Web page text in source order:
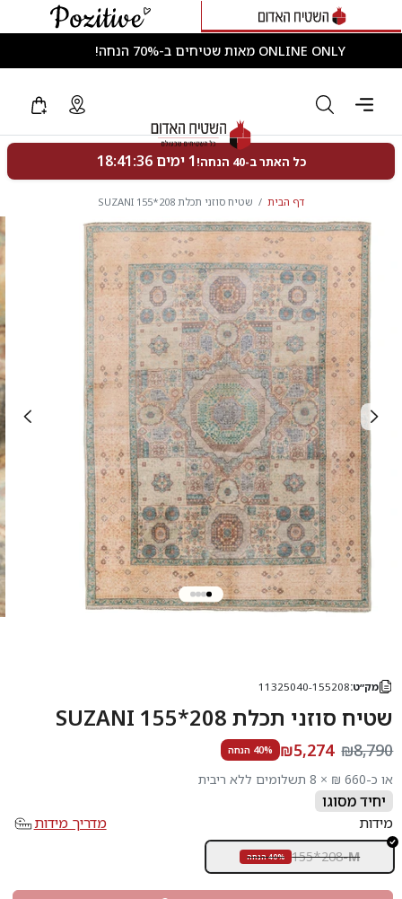
ONLINE ONLY מאות שטיחים ב-70% הנחה!
דף הבית שטיח סוזני תכלת 208*155 SUZANI
מק״ט:11325040-155208
שטיח סוזני תכלת 208*155 SUZANI
₪8,790
₪5,274 40% הנחה
או כ-660 ₪ × 8 תשלומים ללא ריבית
יחיד מסוגו
מידות
מדריך מידות
M
-
155*208 40% הנחה